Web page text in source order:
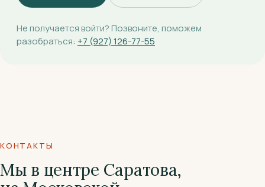
Не получается войти? Позвоните, поможем
разобраться: +7 (927) 126-77-55
КОНТАКТЫ
Мы в центре Саратова,